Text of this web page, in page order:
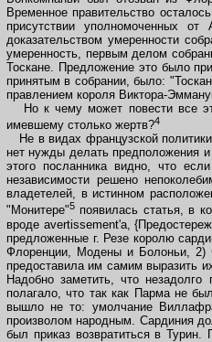
Временное правительство
присутствии уполномоченных
доказательством умеренности
умеренность, первым делом
Тоскане. Предложение это было
принятым в собрании, было:
правлением короля Виктора-
Но к чему может повести все
имевшему столько жертв?4
Не в видах французской политики
нет нужды делать предположения
этого посланника видно, что
независимости решено
владетелей, в истинном
"Монитере"5 появилась статья, в
вроде avertissement'а,
предложенные г. Резе королю
Флоренции, Модены и Болоньи, 2)
предоставила им самим выразить
Надобно заметить, что
полагало, что так как Парма не
вышло не то: умолчание
произволом народным. Сардиния
был приказ возвратиться в